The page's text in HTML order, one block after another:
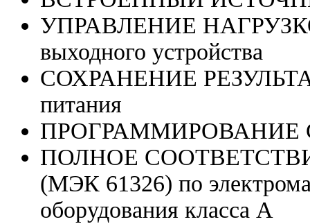
УПРАВЛЕНИЕ
выходного устройства
СОХРАНЕНИЕ
питания
ПРОГРАММИРОВАНИЕ С
ПОЛНОЕ
(МЭК 61326) по
оборудования класса А